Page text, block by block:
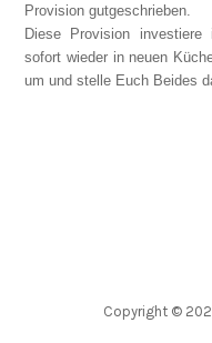
Provision gutgeschrieben.
Diese Provision
sofort wieder in neuen
um und stelle Euch Beides
Copyright ©